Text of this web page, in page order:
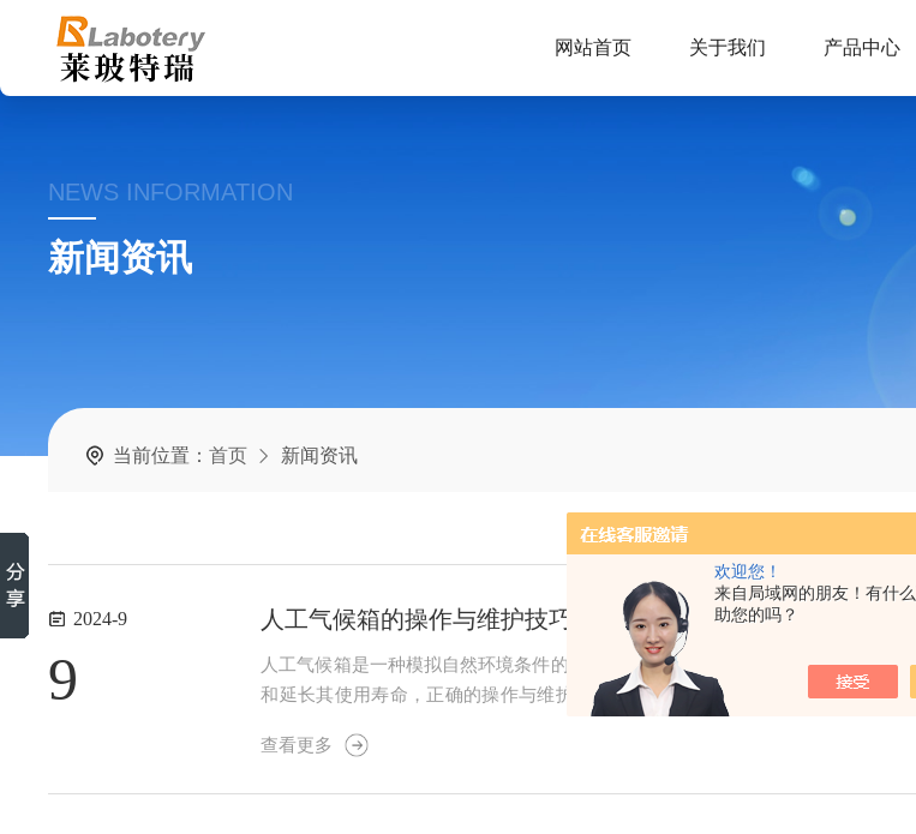
欢迎您！
来自局域网的朋友！有什
助您的吗？
网站首页 关于我们 产品中心
NEWS INFORMATION
新闻资讯
当前位置：首页 新闻资讯
2024-9
9
人工气候箱的操作与维护技巧分析
人工气候箱是一种模拟自然环境条件的设备，广泛应用于生物学、农业、林业、
和延长其使用寿命，正确的操作与维护至关重要。一、操作技巧1.正确安装在
设备和样品造成损害。3.样品放置将样品均匀放置...
查看更多